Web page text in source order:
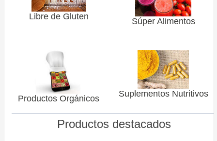
Libre de Gluten Súper Alimentos
Productos Orgánicos Suplementos Nutritivos
Productos destacados